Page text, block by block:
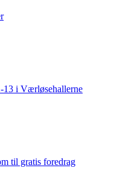
13 i Værløsehallerne
til gratis foredrag